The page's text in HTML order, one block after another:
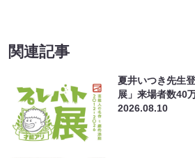
関連記事
夏井いつき先生
展」来場者数40
2026.08.10